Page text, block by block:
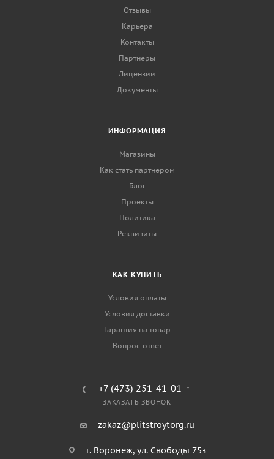
Отзывы
Карьера
Контакты
Партнеры
Лицензии
Документы
ИНФОРМАЦИЯ
Магазины
Как стать партнером
Блог
Проекты
Политика
Реквизиты
КАК КУПИТЬ
Условия оплаты
Условия доставки
Гарантия на товар
Вопрос-ответ
+7 (473) 251-41-01
ЗАКАЗАТЬ ЗВОНОК
zakaz@plitstroytorg.ru
г. Воронеж, ул. Свободы 75з